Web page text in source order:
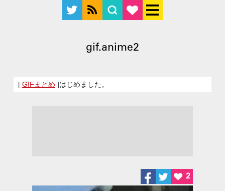
gif.anime2
[ GIFまとめ ]はじめました。
2